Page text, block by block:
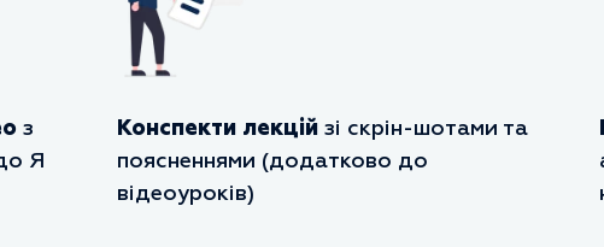
з
Я
Конспекти лекцій зі скрін-шотами та
поясненнями (додатково до
відеоуроків)